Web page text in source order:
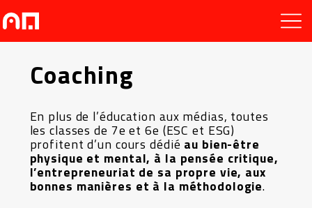
Coaching
En plus de l’éducation aux médias, toutes
les classes de 7e et 6e (ESC et ESG)
profitent d’un cours dédié au bien-être
physique et mental, à la pensée critique,
l’entrepreneuriat de sa propre vie, aux
bonnes manières et à la méthodologie.